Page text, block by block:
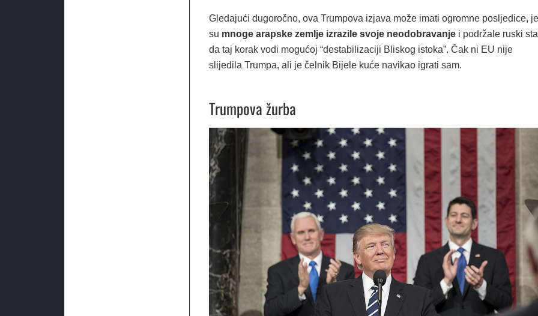
Gledajući dugoročno, ova Trumpova izjava može imati ogromne posljedice,
su mnoge arapske zemlje izrazile svoje neodobravanjei podržale ruski
da taj korak vodi mogućoj “destabilizaciji Bliskog istoka”. Čak ni EU nije
slijedila Trumpa, ali je čelnik Bijele kuće navikao igrati sam.
Trumpova žurba